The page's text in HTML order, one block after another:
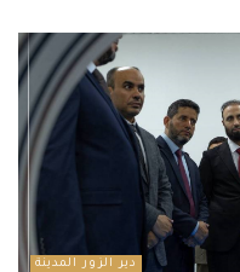
دير الزور المدينة